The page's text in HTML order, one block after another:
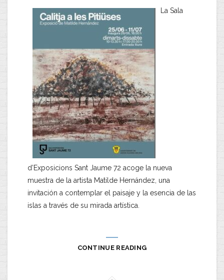
​La Sala
d’Exposicions Sant Jaume 72 acoge la nueva
muestra de la artista Matilde Hernández, una
invitación a contemplar el paisaje y la esencia de las
islas a través de su mirada artística.
CONTINUE READING